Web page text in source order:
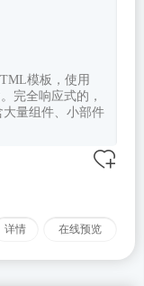
模板，使用
完全响应式的，
量组件、小部件
详情 在线预览